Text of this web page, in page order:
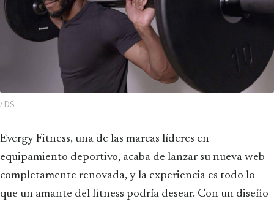
/ DS
Evergy Fitness, una de las marcas líderes en
equipamiento deportivo, acaba de lanzar su nueva web
completamente renovada, y la experiencia es todo lo
que un amante del fitness podría desear. Con un diseño